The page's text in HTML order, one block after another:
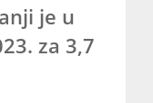
je u
za 3,7